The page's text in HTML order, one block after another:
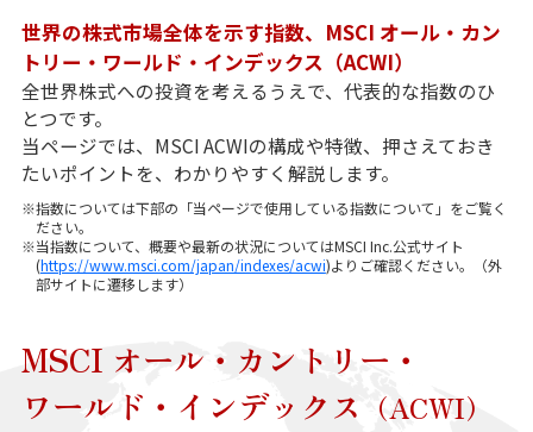
世界の株式市場全体を示す指数、MSCI オール・カン
トリー・ワールド・インデックス（ACWI）
全世界株式への投資を考えるうえで、代表的な指数のひ
とつです。
当ページでは、MSCI ACWIの構成や特徴、押さえておき
たいポイントを、わかりやすく解説します。
※指数については下部の「当ページで使用している指数について」をご覧く
ださい。
※当指数について、概要や最新の状況についてはMSCI Inc.公式サイト
(https://www.msci.com/japan/indexes/acwi)よりご確認ください。（外
部サイトに遷移します）
MSCI オール・カントリー・
ワールド・インデックス （ACWI）